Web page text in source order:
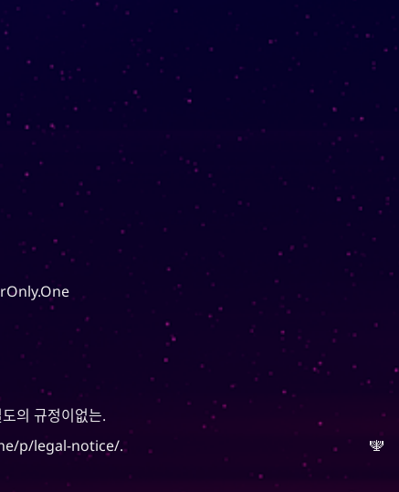
의 규정이없는.
p/legal-notice/.
🕎
그것은 또한 우아하거나 가냘프다는 뜻
버들 나무
와 모
든 사람들에게 지속적인 영양과 자원을
제공하는 수역 근처에서 자라는 나무를
의미하기도 합니다. 그것은 또한 기름
이라는 존재를 의미할 수 있고, 단순히
(너)라는 존재를 의미할 수도 있습
니다.
한자
는 기록하고, 단련되고, 질
서를 제공하는 것을 의미합니다. 한글
과 동등한 것인
는 에너지, 정신,
기치, 기간을 의미하고, 동명사나 부정
명사를 만드는 데 사용되는 접미사이기
주의사항 : 네이버 파파고 신경번역
CC-BY-
SA 3.0 Unported License